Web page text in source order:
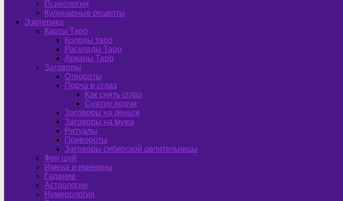
Психология
Кулинарные рецепты
Эзотерика
Карты Таро
Колоды таро
Расклады Таро
Арканы Таро
Заговоры
Отвороты
Порча и сглаз
Как снять сглаз
Снятие порчи
Заговоры на деньги
Заговоры на мужа
Ритуалы
Привороты
Заговоры сибирской целительницы
Фен шуй
Имена и именины
Гадание
Астрология
Нумерология